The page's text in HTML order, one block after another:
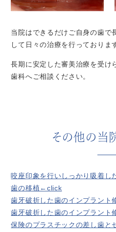
当院はできるだけご自身の歯で
して日々の治療を行っておりま
長期に安定した審美治療を受け
歯科へご相談ください。
その他の当
咬座印象を行いしっかり吸着
歯の移植←click
歯牙破折した歯のインプラント
歯牙破折した歯のインプラン
保険のプラスチックの差し歯と